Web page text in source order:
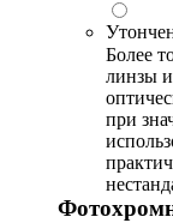
Более
линзы
при